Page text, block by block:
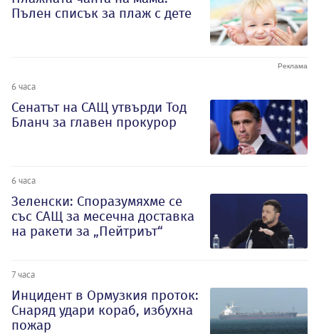
Пълен списък за плаж с дете
6 часа
Сенатът на САЩ утвърди Тод
Бланч за главен прокурор
6 часа
Зеленски: Споразумяхме се
със САЩ за месечна доставка
на ракети за „Пейтриът“
7 часа
Инцидент в Ормузкия проток:
Снаряд удари кораб, избухна
пожар